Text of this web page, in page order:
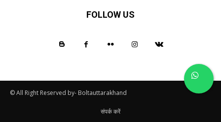
FOLLOW US
© All Right Reserved by- Boltauttarakhand
संपर्क करें